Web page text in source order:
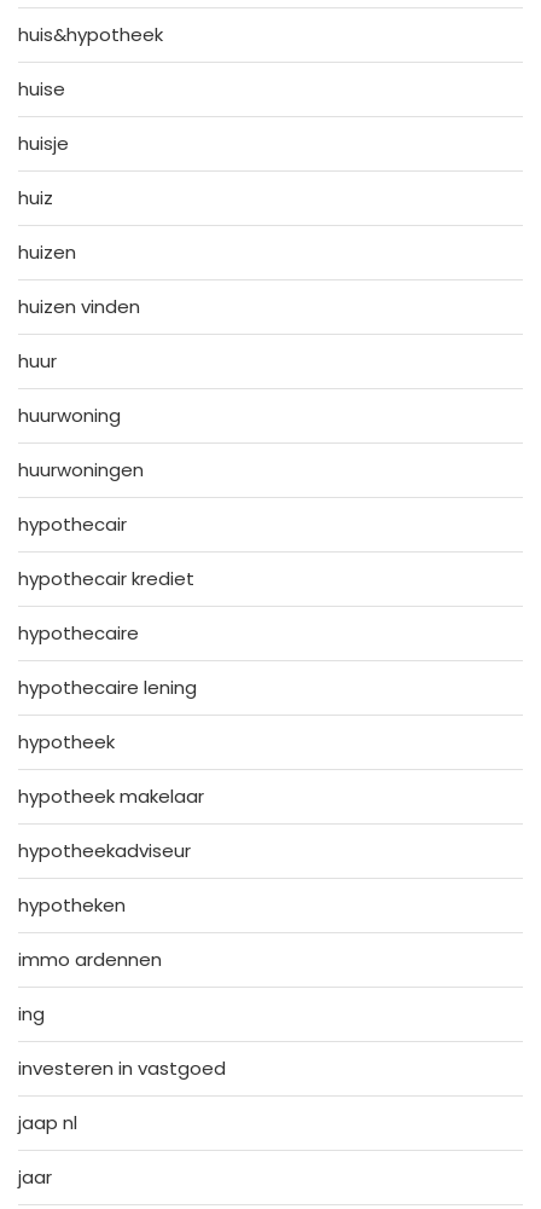
huis&hypotheek
huise
huisje
huiz
huizen
huizen vinden
huur
huurwoning
huurwoningen
hypothecair
hypothecair krediet
hypothecaire
hypothecaire lening
hypotheek
hypotheek makelaar
hypotheekadviseur
hypotheken
immo ardennen
ing
investeren in vastgoed
jaap nl
jaar